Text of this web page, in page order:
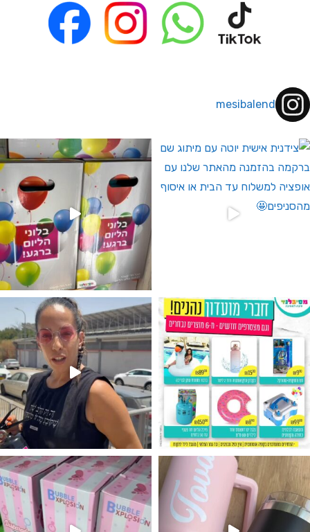
mesibalend
לחברי מועדון ומצטרפים חדשים🤍
מין העובר רק במסיבלנד !! קיים
מטף לגילוי מין העובר חזר למלא